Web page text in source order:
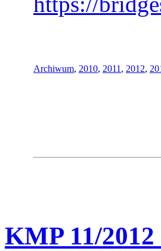
Archiwum, 2010, 2011 , 2012,
KMP 11/